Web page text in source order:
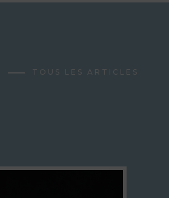
TOUS LES ARTICLES